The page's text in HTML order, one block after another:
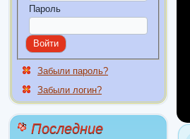
Пароль
Забыли пароль?
Забыли логин?
Последние